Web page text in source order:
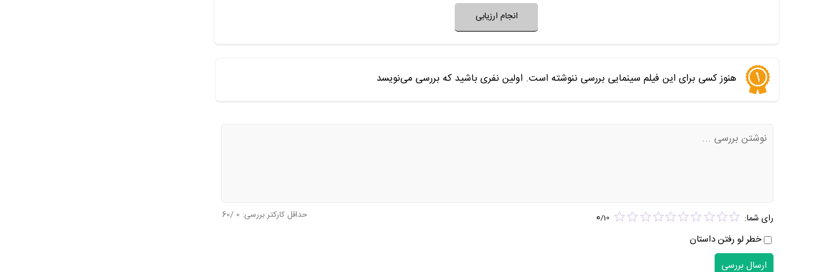
انجام ارزیابی
هنوز کسی برای این فیلم سینمایی بررسی ننوشته است. اولین نفری باشید که بررسی می‌نویسد
رای شما: 0/10
خطر لو رفتن داستان
حداقل کارکتر بررسی: 0
/60
ارسال بررسی